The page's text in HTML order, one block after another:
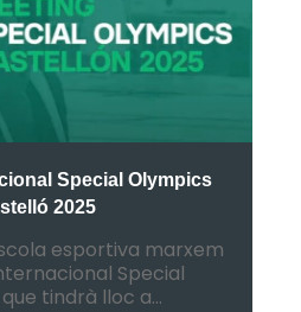
Special Olympics
2025
esportiva marxem
Special
tindrà lloc a...